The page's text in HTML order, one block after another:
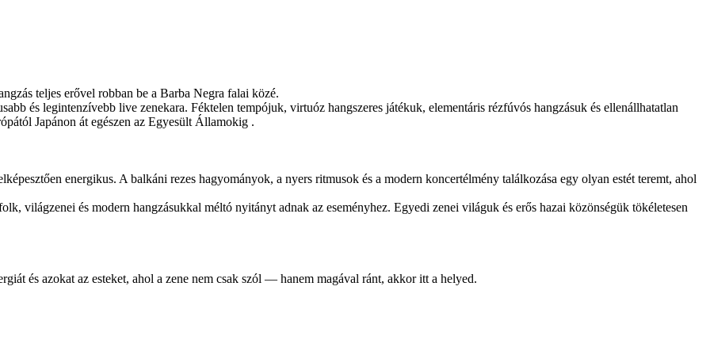
teljes erővel robban be a Barba Negra falai közé.
és legintenzívebb live zenekara. Féktelen tempójuk, virtuóz hangszeres játékuk, elementáris rézfúvós hangzásuk és ellenállhatatlan
Japánon át egészen az Egyesült Államokig .
energikus. A balkáni rezes hagyományok, a nyers ritmusok és a modern koncertélmény találkozása egy olyan estét teremt, ahol
világzenei és modern hangzásukkal méltó nyitányt adnak az eseményhez. Egyedi zenei világuk és erős hazai közönségük tökéletesen
és azokat az esteket, ahol a zene nem csak szól — hanem magával ránt, akkor itt a helyed.